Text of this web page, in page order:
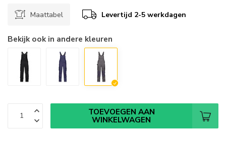
Maattabel Levertijd 2-5 werkdagen
Bekijk ook in andere kleuren
TOEVOEGEN AAN
WINKELWAGEN